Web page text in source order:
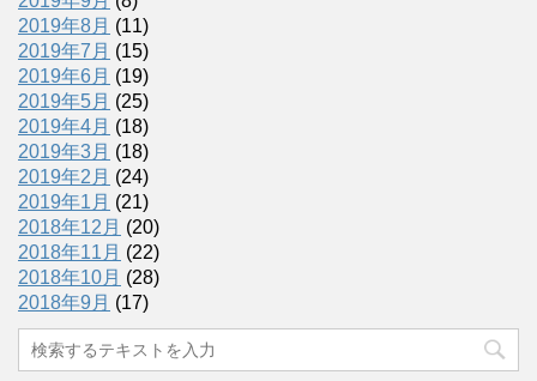
2019年8月 (11)
2019年7月 (15)
2019年6月 (19)
2019年5月 (25)
2019年4月 (18)
2019年3月 (18)
2019年2月 (24)
2019年1月 (21)
2018年12月 (20)
2018年11月 (22)
2018年10月 (28)
2018年9月 (17)